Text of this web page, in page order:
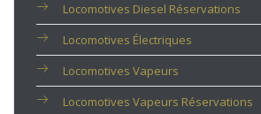
Locomotives Diesel Réservations
Locomotives Électriques
Locomotives Vapeurs
Locomotives Vapeurs Réservations